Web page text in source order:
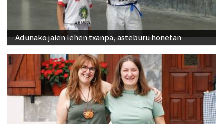
Adunako jaien lehen txanpa, asteburu honetan